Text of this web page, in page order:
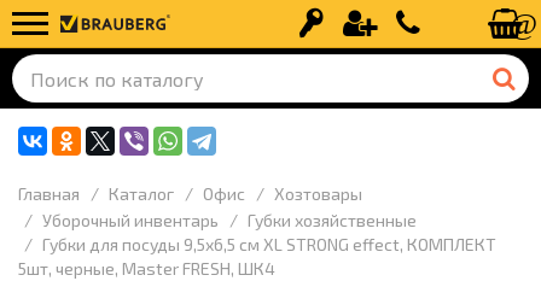
Вход Регистрация+7 (499) 110-
Главная Каталог Офис
Хозтовары
Уборочный инвентарь
Губки хозяйственные
Губки для посуды 9,5х6,5 см XL STRONG effect, КОМПЛЕКТ
5шт, черные, Master FRESH, ШК4